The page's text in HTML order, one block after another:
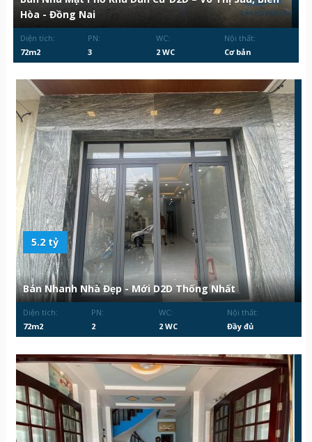
Hòa - Đồng Nai
Diện tích:
72m2
PN:
3
WC:
2 WC
Nội thất:
Cơ bản
5.2 tỷ
Bán Nhanh Nhà Đẹp - Mới D2D Thống Nhất
Diện tích:
72m2
PN:
2
WC:
2 WC
Nội thất:
Đầy đủ